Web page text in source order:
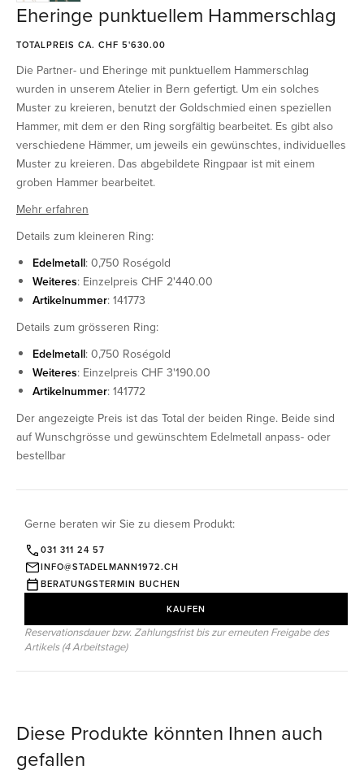
Eheringe punktuellem Hammerschlag
TOTALPREIS CA. CHF 5'630.00
Die Partner- und Eheringe mit punktuellem Hammerschlag
wurden in unserem Atelier in Bern gefertigt. Um ein solches
Muster zu kreieren, benutzt der Goldschmied einen speziellen
Hammer, mit dem er den Ring sorgfältig bearbeitet. Es gibt also
verschiedene Hämmer, um jeweils ein gewünschtes, individuelles
Muster zu kreieren. Das abgebildete Ringpaar ist mit einem
groben Hammer bearbeitet.
Mehr erfahren
Details zum kleineren Ring:
Edelmetall: 0,750 Roségold
Weiteres: Einzelpreis CHF 2'440.00
Artikelnummer: 141773
Details zum grösseren Ring:
Edelmetall: 0,750 Roségold
Weiteres: Einzelpreis CHF 3'190.00
Artikelnummer: 141772
Der angezeigte Preis ist das Total der beiden Ringe. Beide sind
auf Wunschgrösse und gewünschtem Edelmetall anpass- oder
bestellbar
Gerne beraten wir Sie zu diesem Produkt:
031 311 24 57
INFO@STADELMANN1972.CH
BERATUNGSTERMIN BUCHEN
KAUFEN
Reservationsdauer bzw. Zahlungsfrist bis zur erneuten Freigabe des
Artikels (4 Arbeitstage)
Diese Produkte könnten Ihnen auch
gefallen